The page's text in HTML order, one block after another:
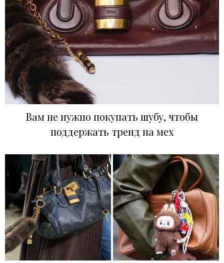
Вам не нужно покупать шубу, чтобы
поддержать тренд на мех